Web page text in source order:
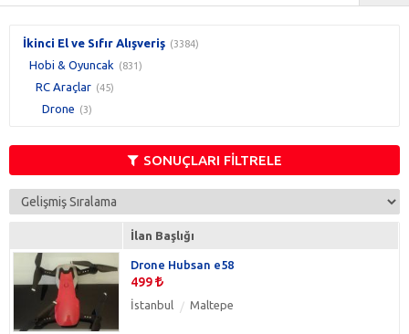
İkinci El ve Sıfır Alışveriş (3384)
Hobi & Oyuncak (831)
RC Araçlar (45)
Drone (3)
SONUÇLARI FİLTRELE
İlan Başlığı
Drone Hubsan e58
499
İstanbul Maltepe